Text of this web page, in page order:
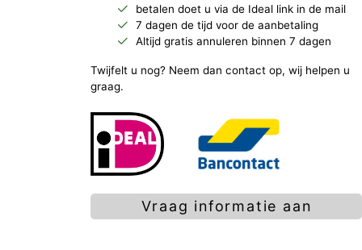
betalen doet u via de Ideal link in de mail
7 dagen de tijd voor de aanbetaling
Altijd gratis annuleren binnen 7 dagen
Twijfelt u nog? Neem dan contact op, wij helpen u
graag.
Vraag informatie aan